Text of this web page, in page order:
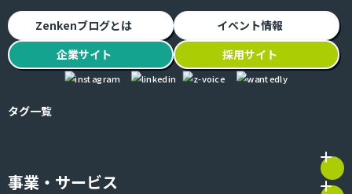
Zenkenブログとは
イベント情報
企業サイト 採用サイト
タグ一覧
事業・サービス